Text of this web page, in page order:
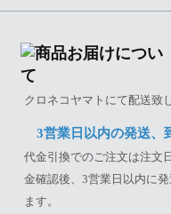
クロネコヤマトにて配送致
3営業日以内の発送、
代金引換でのご注文は注文
金確認後、3営業日以内に
ます。